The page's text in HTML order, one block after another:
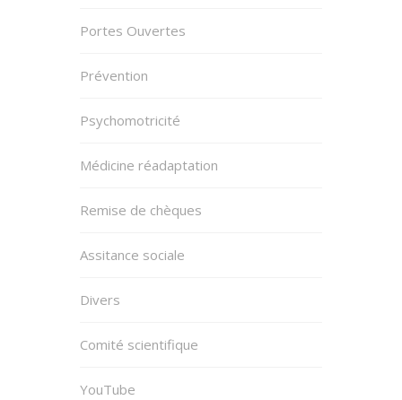
Portes Ouvertes
Prévention
Psychomotricité
Médicine réadaptation
Remise de chèques
Assitance sociale
Divers
Comité scientifique
YouTube